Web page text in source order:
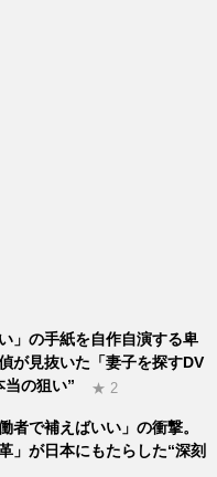
」の手紙を自作自演する卑
が見抜いた「妻子を探すDV
当の狙い”
★ 2
者で補えばいい」の衝撃。
」が日本にもたらした“深刻